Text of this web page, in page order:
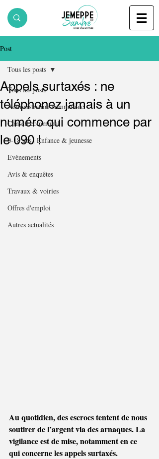
Post
Tous les posts
Administration communale
Conseil communal
0-18 ans | Enfance & jeunesse
Evènements
Avis & enquêtes
Travaux & voiries
Offres d'emploi
Autres actualités
Tous les posts
Appels surtaxés : ne
téléphonez jamais à un
numéro qui commence par
le 090 !
Au quotidien, des escrocs tentent de nous
soutirer de l’argent via des arnaques. La
vigilance est de mise, notamment en ce
qui concerne les appels surtaxés.